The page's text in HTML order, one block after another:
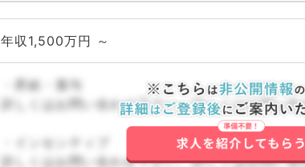
年収1,500万円 ～
・昇給・賞与
詳しくはお問い合わせ下さい。詳しくはお問い合
・インセンティブ
詳しくはお問い合わせ下さい。詳しくはお問い合